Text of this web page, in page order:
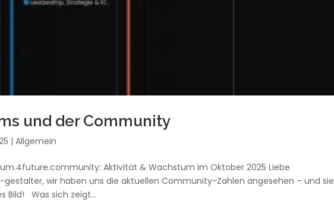
und der Community
|Allgemein
Aktivität & Wachstum im Oktober 2025 Liebe
wir haben uns die aktuellen Community-Zahlen angesehen – und sie
Bild! Was sich zeigt...